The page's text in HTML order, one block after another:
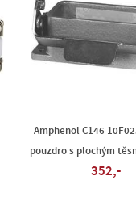
Amphenol C146
pouzdro s plochým
352,-